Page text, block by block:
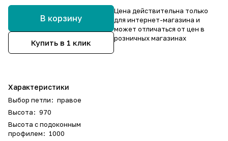
В корзину
Купить в 1 клик
Характеристики
Выбор петли: правое
Высота: 970
Высота с подоконным
профилем: 1000
Цена действительна только
для интернет-магазина и
может отличаться от цен в
розничных магазинах